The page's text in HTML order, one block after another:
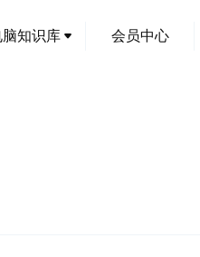
脑知识库 会员中心